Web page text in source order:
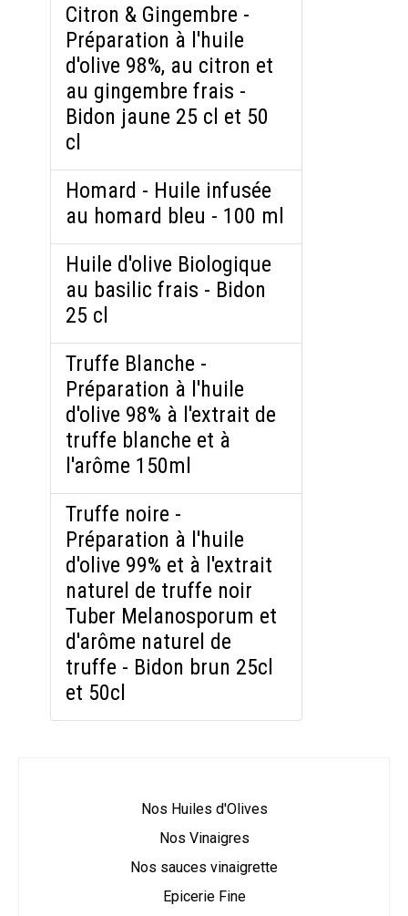
Citron & Gingembre -
Préparation à l'huile
d'olive 98%, au citron et
au gingembre frais -
Bidon jaune 25 cl et 50
cl
Homard - Huile infusée
au homard bleu - 100 ml
Huile d'olive Biologique
au basilic frais - Bidon
25 cl
Truffe Blanche -
Préparation à l'huile
d'olive 98% à l'extrait de
truffe blanche et à
l'arôme 150ml
Truffe noire -
Préparation à l'huile
d'olive 99% et à l'extrait
naturel de truffe noir
Tuber Melanosporum et
d'arôme naturel de
truffe - Bidon brun 25cl
et 50cl
Nos Huiles d'Olives
Nos Vinaigres
Nos sauces vinaigrette
Epicerie Fine